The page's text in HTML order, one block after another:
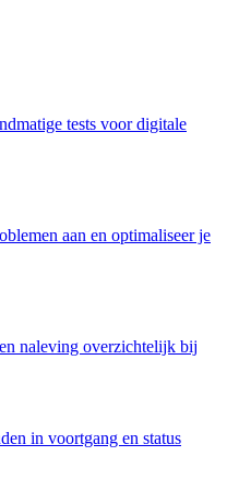
tests voor digitale
aan en optimaliseer je
naleving overzichtelijk bij
in voortgang en status